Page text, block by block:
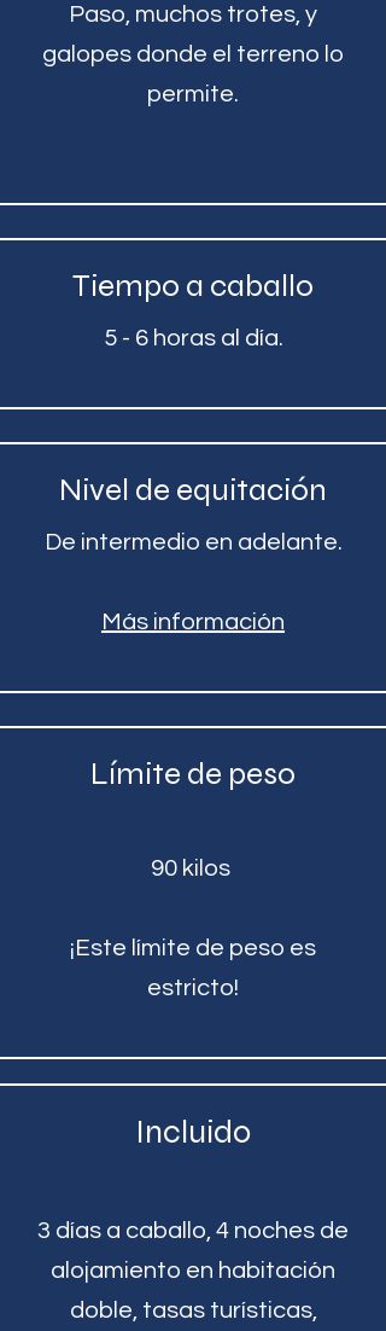
Paso, muchos trotes, y
galopes donde el terreno lo
permite.
Tiempo a caballo
5 - 6 horas al día.
Nivel de equitación
De intermedio en adelante.
Más información
Límite de peso
90 kilos
¡Este límite de peso es
estricto!
Incluido
3 días a caballo, 4 noches de
alojamiento en habitación
doble, tasas turísticas,